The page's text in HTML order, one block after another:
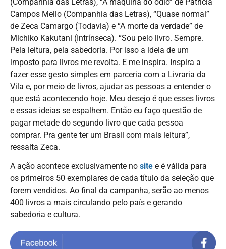
Campos Mello (Companhia das Letras), “Quase normal”
de Zeca Camargo (Todavia) e “A morte da verdade” de
Michiko Kakutani (Intrínseca). “Sou pelo livro. Sempre.
Pela leitura, pela sabedoria. Por isso a ideia de um
imposto para livros me revolta. E me inspira. Inspira a
fazer esse gesto simples em parceria com a Livraria da
Vila e, por meio de livros, ajudar as pessoas a entender o
que está acontecendo hoje. Meu desejo é que esses livros
e essas ideias se espalhem. Então eu faço questão de
pagar metade do segundo livro que cada pessoa
comprar. Pra gente ter um Brasil com mais leitura”,
ressalta Zeca.
A ação acontece exclusivamente no site e é válida para
os primeiros 50 exemplares de cada título da seleção que
forem vendidos. Ao final da campanha, serão ao menos
400 livros a mais circulando pelo país e gerando
sabedoria e cultura.